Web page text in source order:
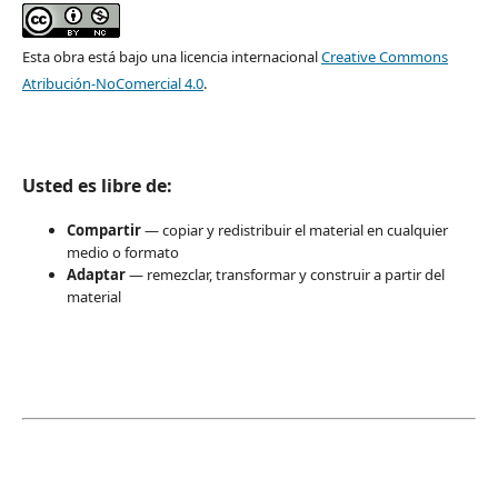
Esta obra está bajo una licencia internacionalCreative Commons
Atribución-NoComercial 4.0.
Usted es libre de:
Compartir— copiar y redistribuir el material en cualquier
medio o formato
Adaptar— remezclar, transformar y construir a partir del
material